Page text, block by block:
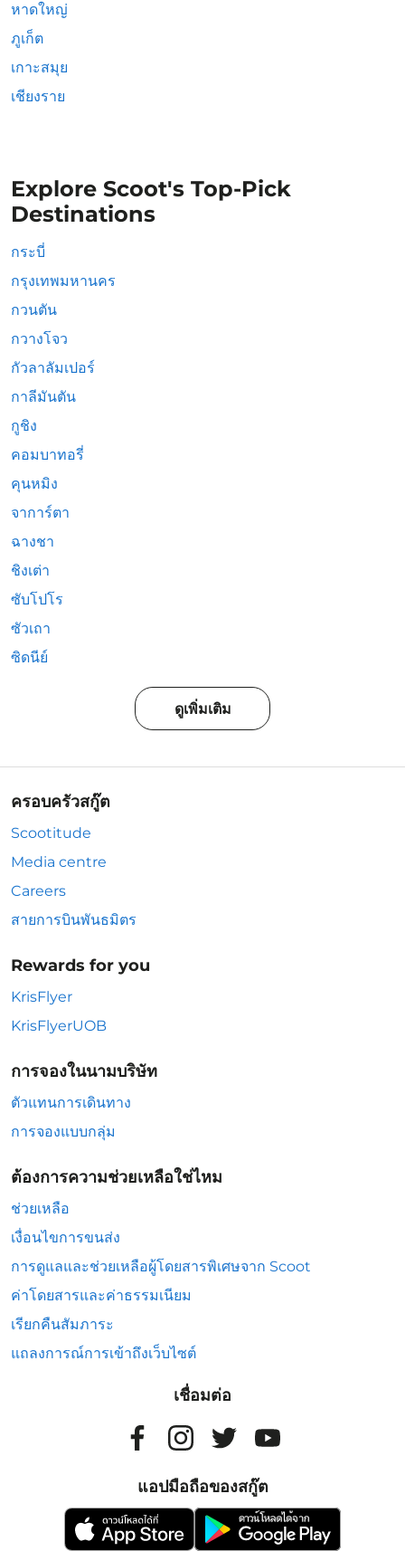
หาดใหญ่
ภูเก็ต
เกาะสมุย
เชียงราย
Explore Scoot's Top-Pick
Destinations
กระบี่
กรุงเทพมหานคร
กวนตัน
กวางโจว
กัวลาลัมเปอร์
กาลีมันตัน
กูชิง
คอมบาทอรี่
คุนหมิง
จาการ์ตา
ฉางชา
ชิงเต่า
ซับโปโร
ซัวเถา
ซิดนีย์
ดูเพิ่มเติม
ครอบครัวสกู๊ต
Scootitude
Media centre
Careers
สายการบินพันธมิตร
Rewards for you
KrisFlyer
KrisFlyerUOB
การจองในนามบริษัท
ตัวแทนการเดินทาง
การจองแบบกลุ่ม
ต้องการความช่วยเหลือใช่ไหม
ช่วยเหลือ
เงื่อนไขการขนส่ง
การดูแลและช่วยเหลือผู้โดยสารพิเศษจาก Scoot
ค่าโดยสารและค่าธรรมเนียม
เรียกคืนสัมภาระ
แถลงการณ์การเข้าถึงเว็บไซต์
เชื่อมต่อ
แอปมือถือของสกู๊ต